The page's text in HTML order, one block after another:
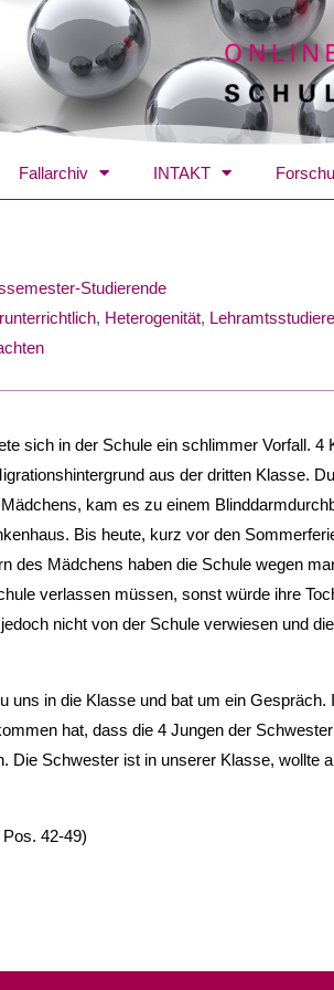
Fallarchiv INTAKT
Studierende
, Heterogenität,
sich in der Schule ein schlimmer Vorfall. 4
aus der dritten Klasse.
kam es zu einem
Bis heute, kurz vor den
des Mädchens haben die Schule wegen
verlassen müssen, sonst würde ihre
nicht von der Schule verwiesen und
uns in die Klasse und bat um ein Gespräch.
hat, dass die 4 Jungen der
Die Schwester ist in unserer Klasse, wollte
42-49)